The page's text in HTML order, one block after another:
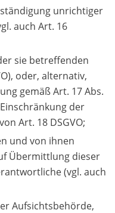
unrichtiger
auch Art. 16
sie betreffenden
oder, alternativ,
gemäß Art. 17 Abs.
der
Art. 18 DSGVO;
und von ihnen
Übermittlung dieser
(vgl. auch
Aufsichtsbehörde,